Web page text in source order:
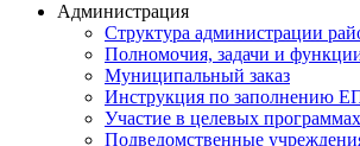
Администрация
Структура администрации
Полномочия, задачи и
Муниципальный заказ
Инструкция по заполнению
Участие в целевых программах
Подведомственные